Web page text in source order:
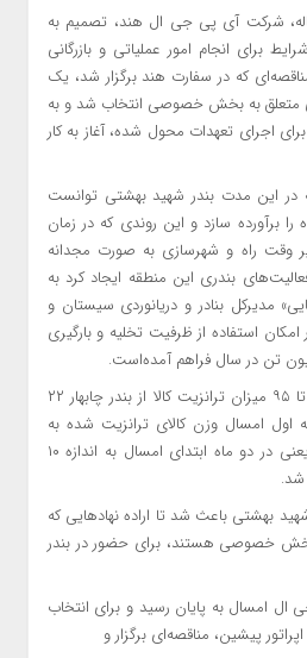
شرکت آی پی جی ال هند، تصمیم به
برای انجام امور عملیاتی و بازرگانی
که در سفارت هند برگزار شد، یک
متعلق به بخش خصوصی انتخاب شد و به
اجرای تعهدات محول شده، آغاز به کار
در این مدت بندر شهید بهشتی توانست
برآورده سازد و این روندی که در زمان
وقت راه و شهرسازی به صورت مجدانه
بندری این منطقه ایجاد کرد به
مدیرکل بنادر و دریانوردی سیستان و
امکان استفاده از ظرفیت تخلیه و بارگیری
همچنین در حالی از سال ۸۵ تا ۹۵ میزان ترانزیت کالا از بندر چابهار ۲۲
اول امسال وزن کالای ترانزیت شده به
بیش از ۲۲ هزار تن رسیده، یعنی در دو ماه ابتدای امسال به اندازه ۱۰
شد.
بهشتی باعث شد تا اراده نهادهایی که
خصوصی هستند، برای حضور در بندر
ال امسال به پایان رسید و برای انتخاب
پیشین، مناقصه‌ای برگزار و